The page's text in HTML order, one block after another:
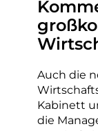
Auch die
Kabinett
die